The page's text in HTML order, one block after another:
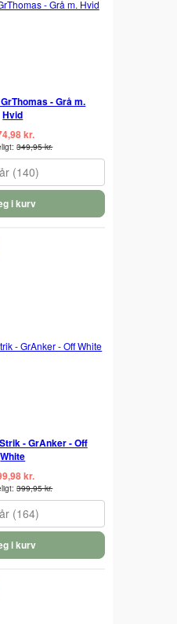
- Grå m.
Hvid
kr.
349,95 kr.
(140)
i kurv
- GrAnker - Off
White
kr.
399,95 kr.
(164)
i kurv